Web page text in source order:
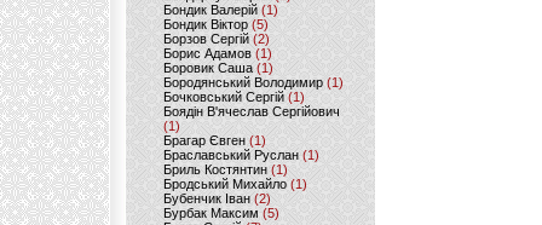
Бондик Валерій (1)
Бондик Віктор(5)
Борзов Сергiй (2)
Борис Адамов(1)
Боровик Саша (1)
Бородянський Володимир (1)
Бочковський Сергій (1)
Боядін В'ячеслав Сергійович
(1)
Брагар Євген (1)
Браславський Руслан (1)
Бриль Костянтин (1)
Бродський Михайло (1)
Бубенчик Іван(2)
Бурбак Максим (5)